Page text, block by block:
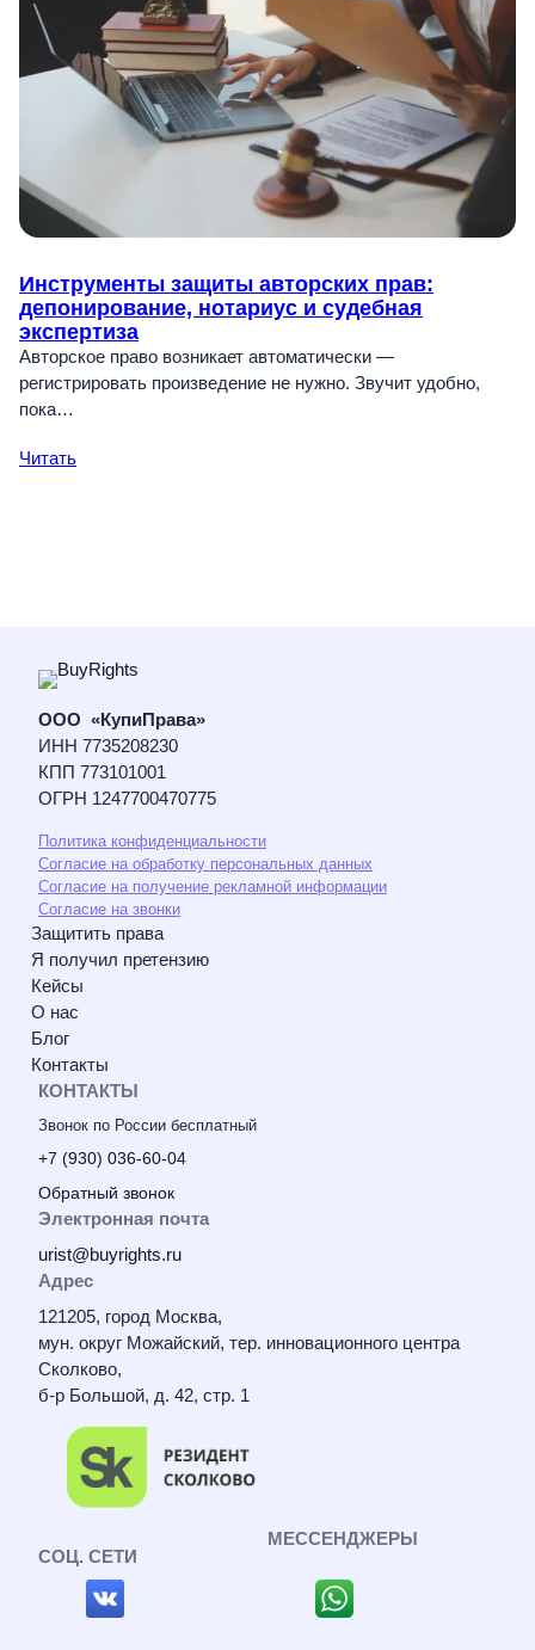
Инструменты защиты авторских прав:
депонирование, нотариус и судебная
экспертиза
Авторское право возникает автоматически —
регистрировать произведение не нужно. Звучит удобно,
пока…
Читать
ООО «КупиПрава»
ИНН 7735208230
КПП 773101001
ОГРН 1247700470775
Политика конфиденциальности
Согласие на обработку персональных данных
Согласие на получение рекламной информации
Согласие на звонки
Защитить права
Я получил претензию
Кейсы
О нас
Блог
Контакты
КОНТАКТЫ
Звонок по России бесплатный
+7 (930) 036-60-04
Обратный звонок
Электронная почта
urist@buyrights.ru
Адрес
121205, город Москва,
мун. округ Можайский, тер. инновационного центра
Сколково,
б-р Большой, д. 42, стр. 1
СОЦ. СЕТИ
МЕССЕНДЖЕРЫ